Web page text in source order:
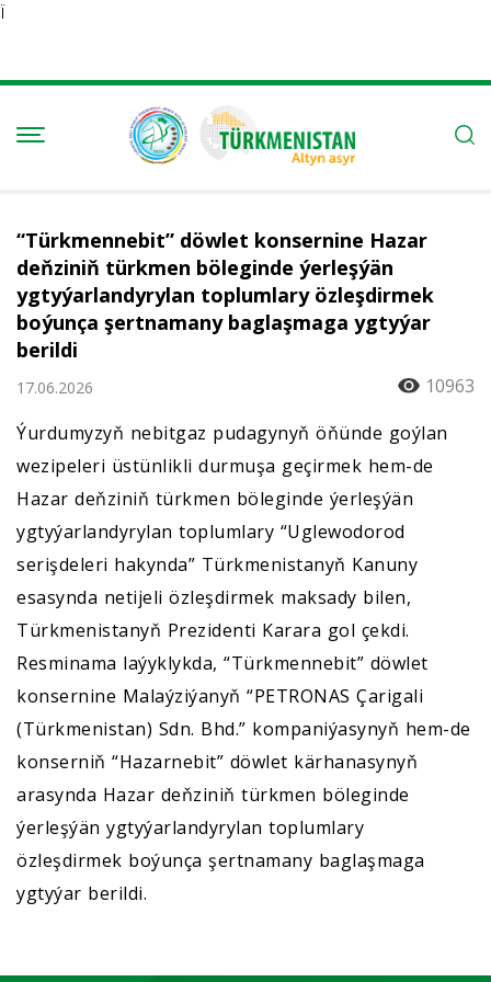
Ï
“Türkmennebit” döwlet konsernine Hazar
deňziniň türkmen böleginde ýerleşýän
ygtyýarlandyrylan toplumlary özleşdirmek
boýunça şertnamany baglaşmaga ygtyýar
berildi
17.06.2026
10963
Ýurdumyzyň nebitgaz pudagynyň öňünde goýlan
wezipeleri üstünlikli durmuşa geçirmek hem-de
Hazar deňziniň türkmen böleginde ýerleşýän
ygtyýarlandyrylan toplumlary “Uglewodorod
serişdeleri hakynda” Türkmenistanyň Kanuny
esasynda netijeli özleşdirmek maksady bilen,
Türkmenistanyň Prezidenti Karara gol çekdi.
Resminama laýyklykda, “Türkmennebit” döwlet
konsernine Malaýziýanyň “PETRONAS Çarigali
(Türkmenistan) Sdn. Bhd.” kompaniýasynyň hem-de
konserniň “Hazarnebit” döwlet kärhanasynyň
arasynda Hazar deňziniň türkmen böleginde
ýerleşýän ygtyýarlandyrylan toplumlary
özleşdirmek boýunça şertnamany baglaşmaga
ygtyýar berildi.